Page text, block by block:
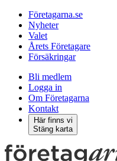
Företagarna.se
Nyheter
Valet
Årets Företagare
Försäkringar
Bli medlem
Logga in
Om Företagarna
Kontakt
Här finns vi
Stäng karta